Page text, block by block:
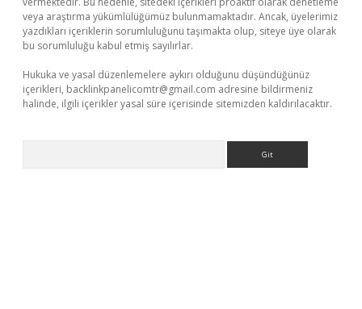
veya araştırma yükümlülüğümüz bulunmamaktadır. Ancak, üyelerimiz
yazdıkları içeriklerin sorumluluğunu taşımakta olup, siteye üye olarak
bu sorumluluğu kabul etmiş sayılırlar.
Hukuka ve yasal düzenlemelere aykırı olduğunu düşündüğünüz
içerikleri, backlinkpanelicomtr@gmail.com adresine bildirmeniz
halinde, ilgili içerikler yasal süre içerisinde sitemizden kaldırılacaktır.